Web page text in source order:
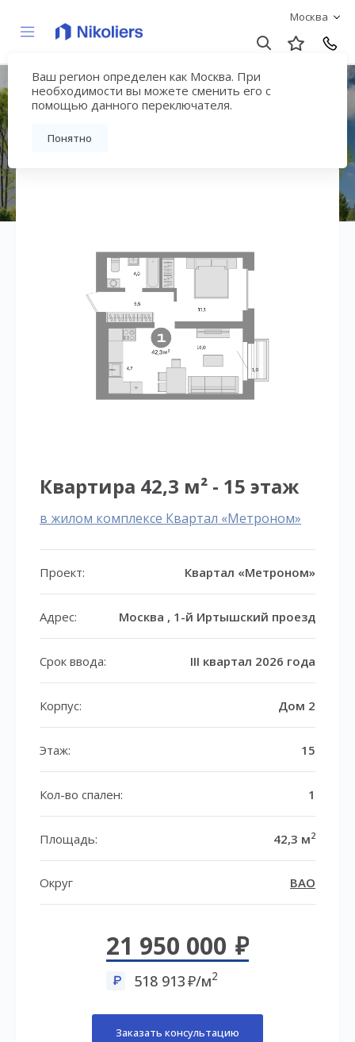
Москва
Ваш регион определен как Москва. При
необходимости вы можете сменить его с
помощью данного переключателя.
Понятно
Квартал «Метроном»
Вернуться на страницу жилого комплекса
Квартира 42,3 м² - 15 этаж
в жилом комплексе Квартал «Метроном»
Проект: Квартал «Метроном»
Адрес: Москва , 1-й Иртышский проезд
Срок ввода: III квартал 2026 года
Корпус: Дом 2
Этаж: 15
Кол-во спален: 1
Площадь: 42,3 м2
Округ ВАО
21 950 000
518 913 /м2
Заказать консультацию